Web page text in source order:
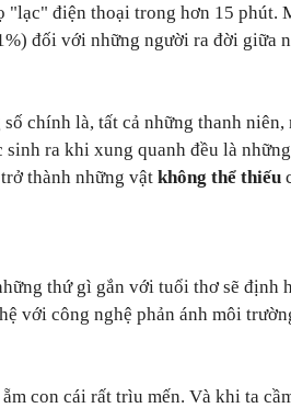
"lạc" điện thoại trong hơn 15 phút.
đối với những người ra đời giữa
chính là, tất cả những thanh
ra khi xung quanh đều là
thành những vật không thể thiếu
thứ gì gắn với tuổi thơ sẽ định
với công nghệ phản ánh môi
con cái rất trìu mến. Và khi ta